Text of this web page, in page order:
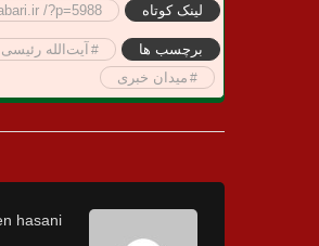
لینک کوتاه /?p=5988
برچسب ها آیت‌الله رئیسی
میدان خبری
hasani